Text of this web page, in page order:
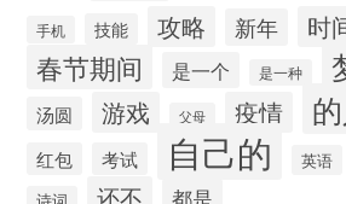
手机 技能 攻略 新年 时
春节期间 是一个 是一种
汤圆 游戏 父母 疫情
红包
考试 自己的 英语
还不 都是